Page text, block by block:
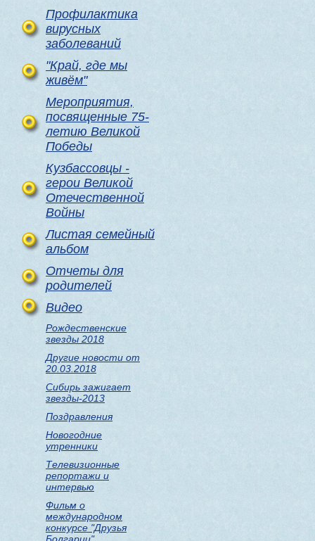
Профилактика
вирусных
заболеваний
"Край, где мы
живём"
Мероприятия,
посвященные 75-
летию Великой
Победы
Кузбассовцы -
герои Великой
Отечественной
Войны
Листая семейный
альбом
Отчеты для
родителей
Видео
Рождественские
звезды 2018
Другие новости от
20.03.2018
Сибирь зажигает
звезды-2013
Поздравления
Новогодние
утренники
Телевизионные
репортажи и
интервью
Фильм о
международном
конкурсе "Друзья